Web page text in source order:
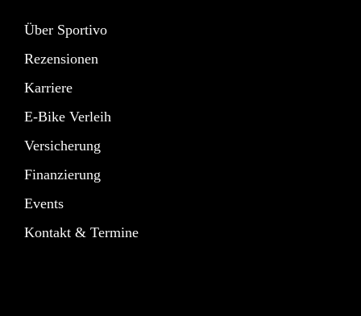
Über Sportivo
Rezensionen
Karriere
E-Bike Verleih
Versicherung
Finanzierung
Events
Kontakt & Termine